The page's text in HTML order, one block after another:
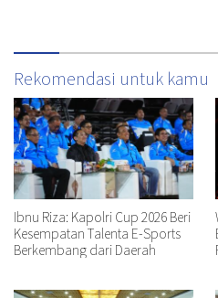
Rekomendasi untuk kamu
Ibnu Riza: Kapolri Cup 2026 Beri
Kesempatan Talenta E-Sports
Berkembang dari Daerah